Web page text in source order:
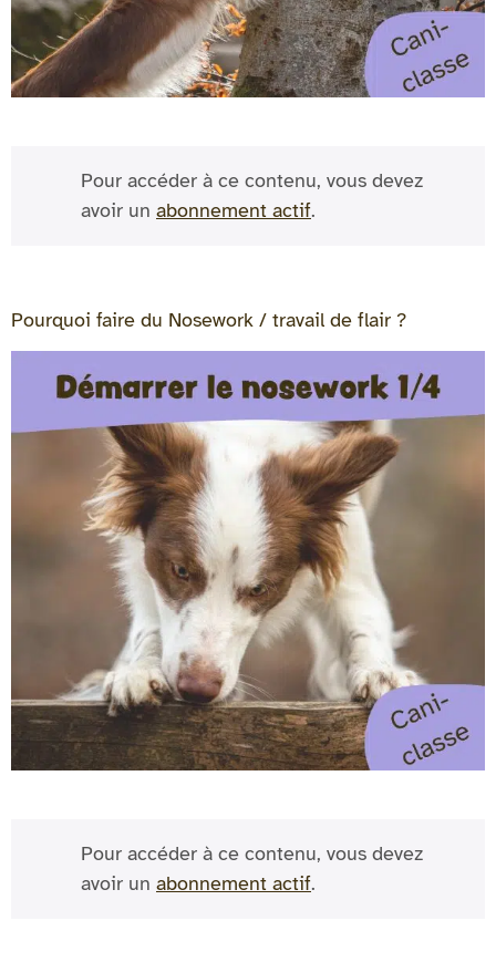
Pour accéder à ce contenu, vous devez
avoir un abonnement actif.
Pourquoi faire du Nosework / travail de flair ?
Pour accéder à ce contenu, vous devez
avoir un abonnement actif.